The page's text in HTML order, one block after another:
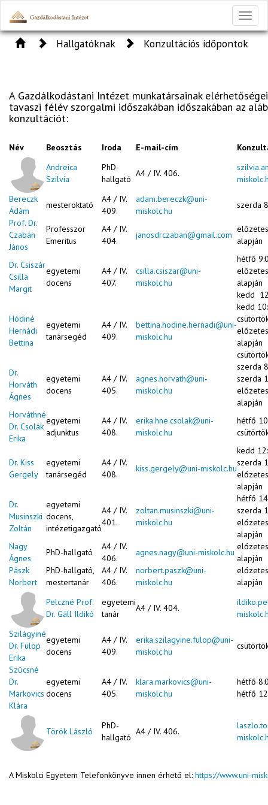
Hallgatóknak Konzultációs időpontok
A Gazdálkodástani Intézet munkatársainak
tavaszi félév szorgalmi időszakában időszakában az
konzultációt:
Név Beosztás Iroda E-mail-cím
Andreica
Szilvia
PhD-
hallgató
A4 / IV. 406.
Bereczk
Ádám
mesteroktató
A4 / IV.
409.
adam.bereczk@uni-
miskolc.hu
szerda
Prof. Dr.
Czabán
János
Professzor
Emeritus
A4 / IV.
404.
janosdrczaban@gmail.com
alapján
Dr. Csiszár
Csilla
Margit
egyetemi
docens
A4 / IV.
407.
csilla.csiszar@uni-
miskolc.hu
hétfő
alapján
kedd
Hódiné
Hernádi
Bettina
egyetemi
tanársegéd
A4 / IV.
409.
bettina.hodine.hernadi@uni-
miskolc.hu
kedd
alapján
Dr.
Horváth
Ágnes
egyetemi
docens
A4 / IV.
405.
agnes.horvath@uni-
miskolc.hu
szerda
szerda
alapján
Horváthné
Dr. Csolák
Erika
egyetemi
adjunktus
A4 / IV.
408.
erika.hne.csolak@uni-
miskolc.hu
hétfő
Dr. Kiss
Gergely
egyetemi
tanársegéd
A4 / IV.
408.
kiss.gergely@uni-miskolc.hu
kedd
szerda
alapján
Dr.
Musinszki
Zoltán
egyetemi
docens,
intézetigazgató
A4 / IV.
401.
zoltan.musinszki@uni-
miskolc.hu
hétfő
szerda
alapján
Nagy
Ágnes
PhD-hallgató
A4 / IV.
406.
agnes.nagy@uni-miskolc.hu
alapján
Pászk
Norbert
PhD-hallgató,
mestertanár
A4 / IV.
406.
norbert.paszk@uni-
miskolc.hu
alapján
Pelczné Prof.
Dr. Gáll Ildikó
egyetemi
tanár
A4 / IV. 404.
Szilágyiné
Dr. Fülöp
Erika
egyetemi
docens
A4 / IV.
409.
erika.szilagyine.fulop@uni-
miskolc.hu
Szűcsné
Dr.
Markovics
Klára
egyetemi
docens
A4 / IV.
405.
klara.markovics@uni-
miskolc.hu
hétfő
hétfő
Török László
PhD-
hallgató
A4 / IV. 406.
A Miskolci Egyetem Telefonkönyve innen érhető el: https://www.uni-